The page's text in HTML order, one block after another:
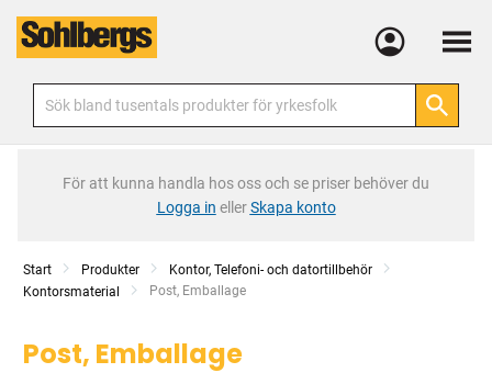
Meny
För att kunna handla hos oss och se priser behöver du
Logga in ellerSkapa konto
Start Produkter
Kontor, Telefoni- och datortillbehör
Kontorsmaterial
Current:
Post, Emballage
Post, Emballage